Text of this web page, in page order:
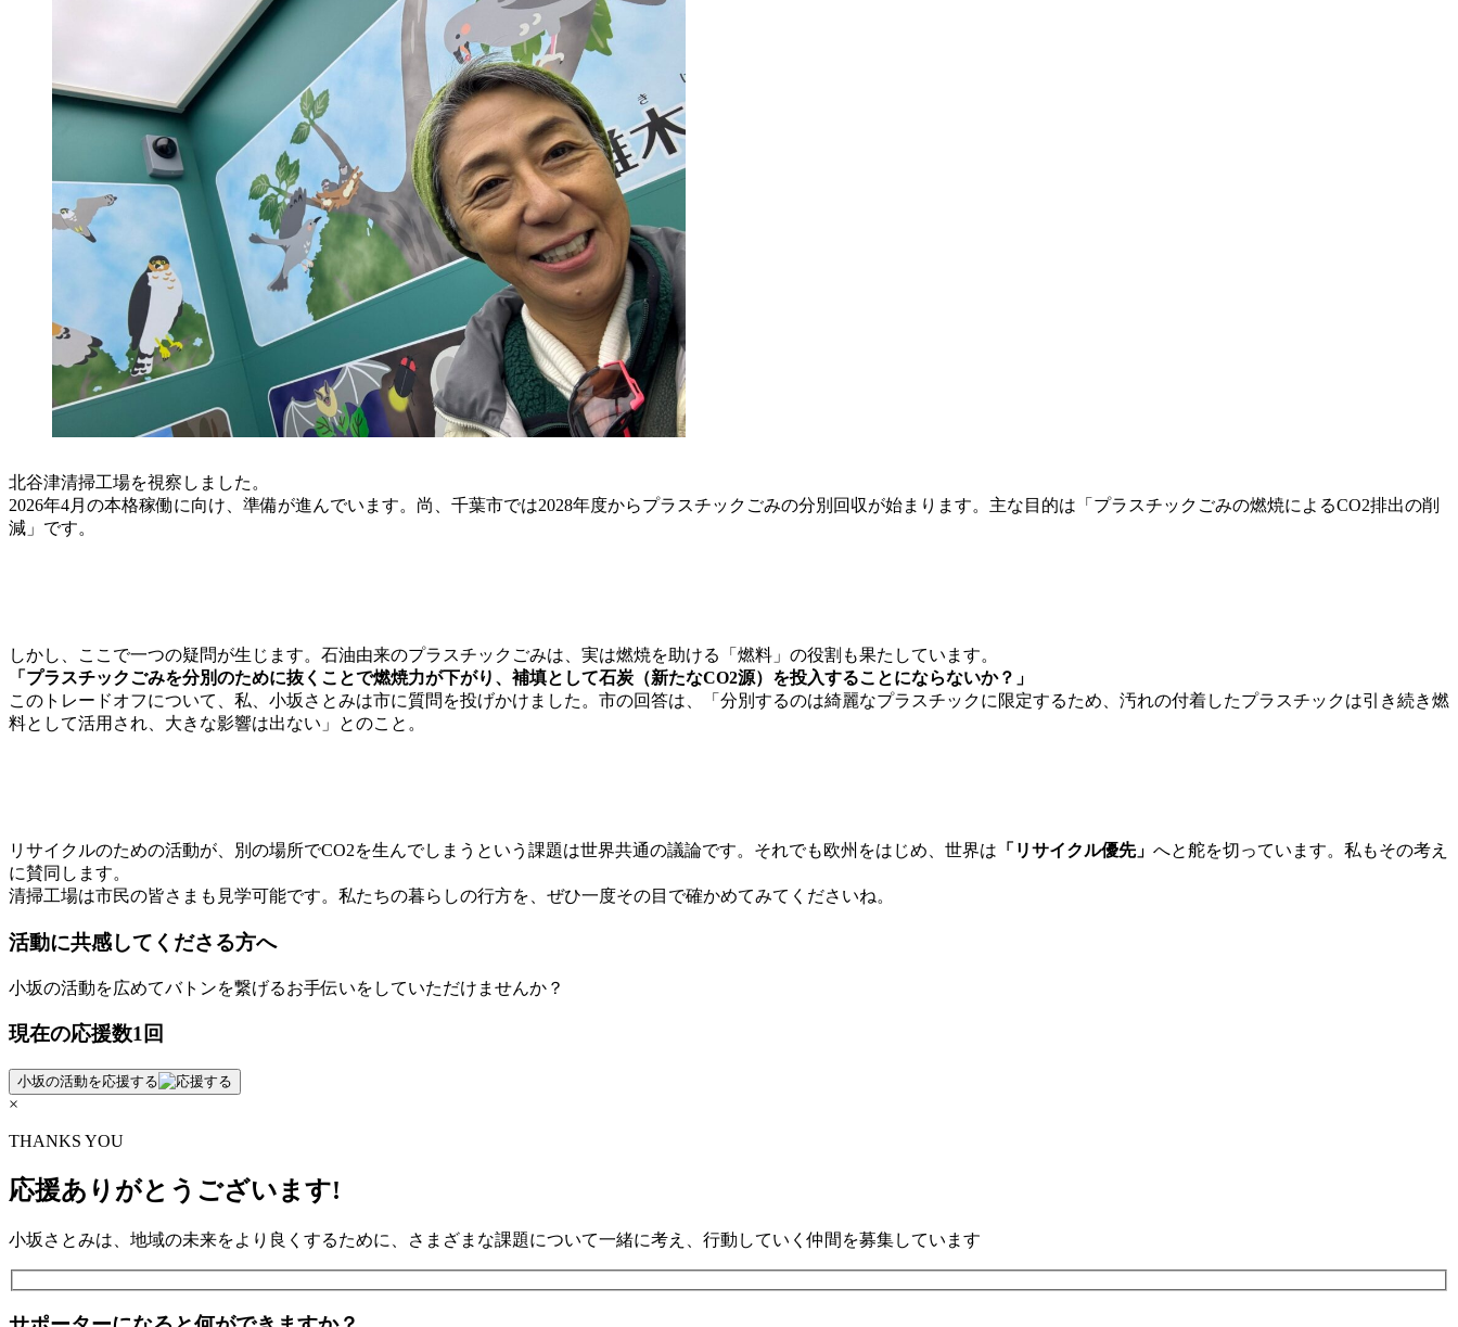
北谷津清掃工場を視察しました。
2026年4月の本格稼働に向け、準備が進んでいます。尚、千葉市では2028年度からプラスチックごみの分別回収が始まります。主な目的は「プラスチックごみの燃焼によるCO2排出の削
減」です。
しかし、ここで一つの疑問が生じます。石油由来のプラスチックごみは、実は燃焼を助ける「燃料」の役割も果たしています。
「プラスチックごみを分別のために抜くことで燃焼力が下がり、補填として石炭（新たなCO2源）を投入することにならないか？」
このトレードオフについて、私、小坂さとみは市に質問を投げかけました。市の回答は、「分別するのは綺麗なプラスチックに限定するため、汚れの付着したプラスチックは引き続き燃
料として活用され、大きな影響は出ない」とのこと。
リサイクルのための活動が、別の場所でCO2を生んでしまうという課題は世界共通の議論です。それでも欧州をはじめ、世界は 「リサイクル優先」 へと舵を切っています。私もその考え
に賛同します。
清掃工場は市民の皆さまも見学可能です。私たちの暮らしの行方を、ぜひ一度その目で確かめてみてくださいね。
活動に共感してくださる方へ
小坂の活動を広めてバトンを繋げるお手伝いをしていただけませんか？
現在の応援数1回
小坂の活動を応援する
×
THANKS YOU
応援ありがとうございます!
小坂さとみは、地域の未来をより良くするために、さまざまな課題について一緒に考え、行動していく仲間を募集しています